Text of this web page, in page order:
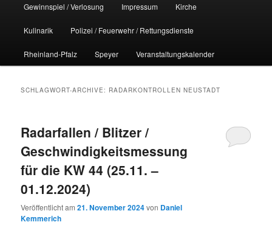
Gewinnspiel / Verlosung Impressum Kirche
Kulinarik Polizei / Feuerwehr / Rettungsdienste
Rheinland-Pfalz Speyer Veranstaltungskalender
SCHLAGWORT-ARCHIVE: RADARKONTROLLEN NEUSTADT
Radarfallen / Blitzer /
Geschwindigkeitsmessung
für die KW 44 (25.11. –
01.12.2024)
Veröffentlicht am21. November 2024von Daniel
Kemmerich